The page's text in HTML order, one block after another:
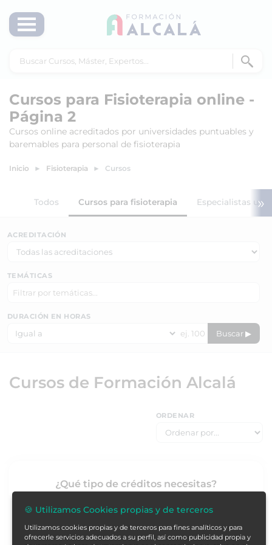
Cursos para Fisioterapia online -
Página 2
Cursos online acreditados por universidades puntuables y
baremables para personal de fisioterapia
Inicio Fisioterapia Cursos
Todos Cursos para fisioterapia Especialistas »
ACREDITACIÓN
TEMÁTICAS
DURACIÓN EN HORAS
Buscar ▶
Cursos de Formación Alcalá
ORDENAR
¿Qué tipo de créditos necesitas?
Soc. Científica
: baremable/puntuable en el
apartado de formación no reglada
🍪 Utilizamos Cookies propias y de terceros
Utilizamos cookies propias y de terceros para fines analíticos y para
ofrecerle servicios adecuados a su perfil, así como publicidad propia y